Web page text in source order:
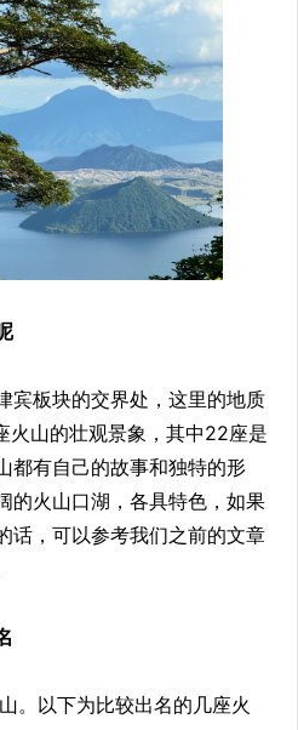
宾板块的交界处，这里的地质
火山的壮观景象，其中22座是
都有自己的故事和独特的形
的火山口湖，各具特色，如果
话，可以参考我们之前的文章
。以下为比较出名的几座火